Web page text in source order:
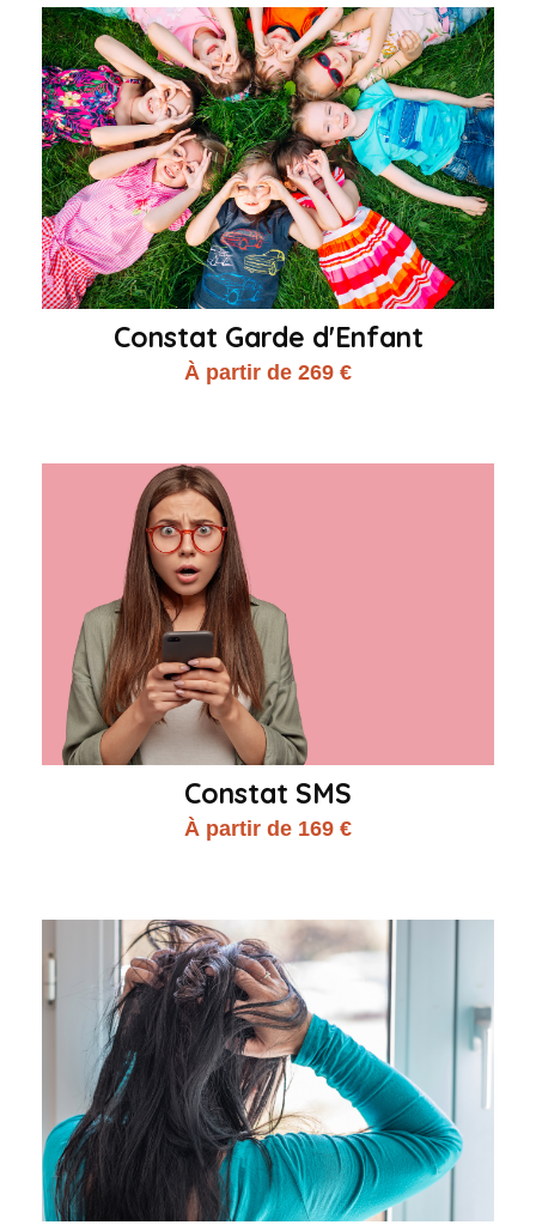
Constat Garde d'Enfant
À partir de 269 €
Constat SMS
À partir de 169 €